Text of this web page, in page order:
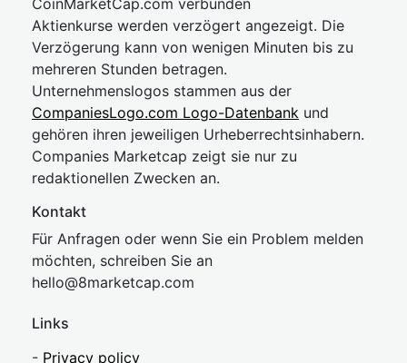
CoinMarketCap.com verbunden
Aktienkurse werden verzögert angezeigt. Die
Verzögerung kann von wenigen Minuten bis zu
mehreren Stunden betragen.
Unternehmenslogos stammen aus der
CompaniesLogo.com Logo-Datenbank und
gehören ihren jeweiligen Urheberrechtsinhabern.
Companies Marketcap zeigt sie nur zu
redaktionellen Zwecken an.
Kontakt
Für Anfragen oder wenn Sie ein Problem melden
möchten, schreiben Sie an
hello@8marketcap.com
Links
- Privacy policy